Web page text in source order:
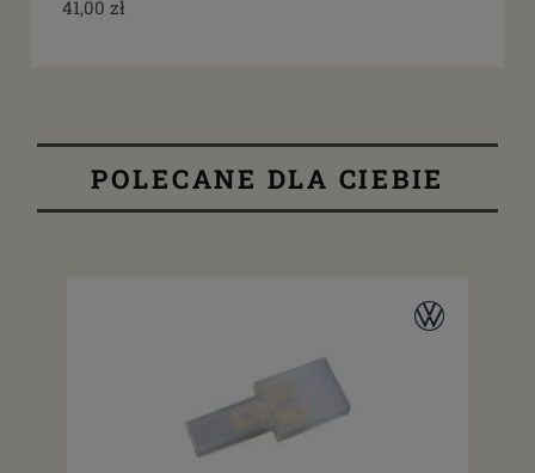
41,00 zł
POLECANE DLA CIEBIE